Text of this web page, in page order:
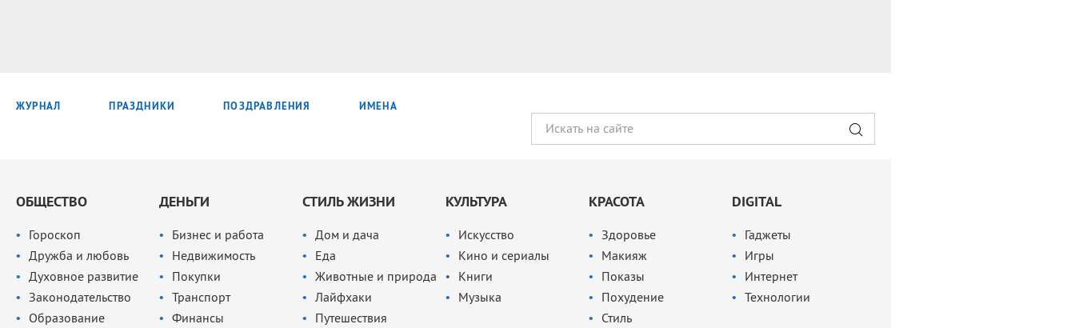
ЖУРНАЛ ПРАЗДНИКИ ПОЗДРАВЛЕНИЯ ИМЕНА
ОБЩЕСТВО
Гороскоп
Дружба и любовь
Духовное развитие
Законодательство
Образование
ДЕНЬГИ
Бизнес и работа
Недвижимость
Покупки
Транспорт
Финансы
СТИЛЬ ЖИЗНИ
Дом и дача
Еда
Животные и природа
Лайфхаки
Путешествия
КУЛЬТУРА
Искусство
Кино и сериалы
Книги
Музыка
КРАСОТА
Здоровье
Макияж
Показы
Похудение
Стиль
DIGITAL
Гаджеты
Игры
Интернет
Технологии